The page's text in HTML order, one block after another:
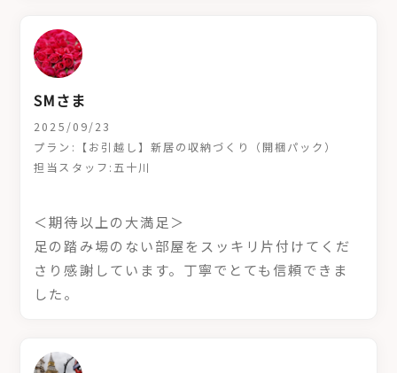
SMさま
2025/09/23
プラン:【お引越し】新居の収納づくり（開梱パック）
担当スタッフ:五十川
＜期待以上の大満足＞
足の踏み場のない部屋をスッキリ片付けてくだ
さり感謝しています。丁寧でとても信頼できま
した。